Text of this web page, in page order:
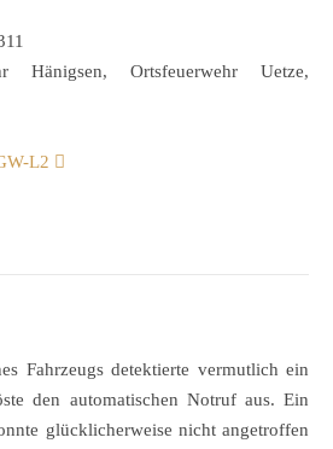
Hänigsen, Ortsfeuerwehr Uetze,
L2
Fahrzeugs detektierte vermutlich ein
den automatischen Notruf aus. Ein
glücklicherweise nicht angetroffen